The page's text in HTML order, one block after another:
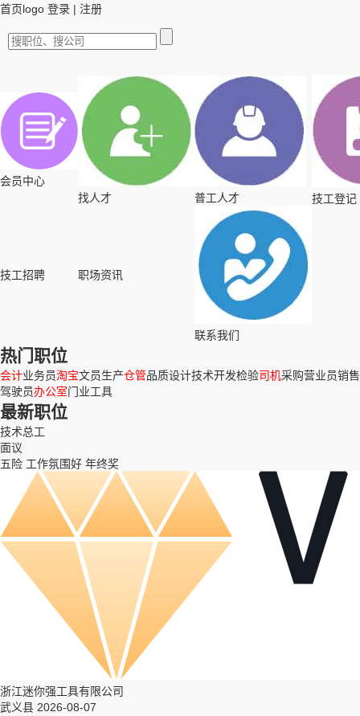
首页logo 登录 | 注册
会员中心
找人才
普工人才 技工登记
技工招聘 职场资讯
联系我们
热门职位
会计业务员淘宝文员生产仓管品质设计技术开发检验司机采购营业员销售
驾驶员办公室门业工具
最新职位
技术总工
面议
五险 工作氛围好 年终奖
浙江迷你强工具有限公司
武义县 2026-08-07